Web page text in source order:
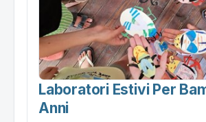
Laboratori Estivi Per
Anni